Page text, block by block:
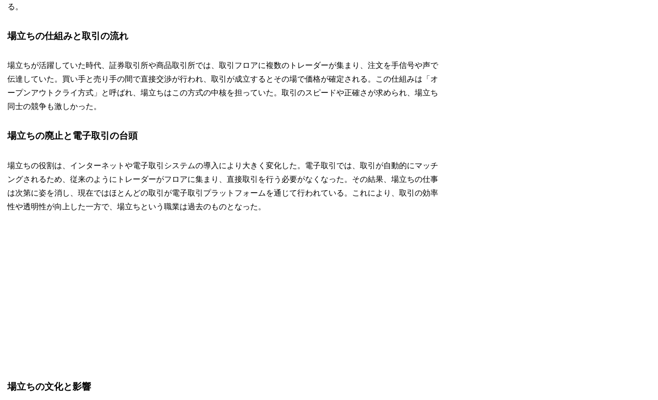
る。
場立ちの仕組みと取引の流れ
場立ちが活躍していた時代、証券取引所や商品取引所では、取引フロアに複数のトレーダーが集まり、注文を手信号や声で
伝達していた。買い手と売り手の間で直接交渉が行われ、取引が成立するとその場で価格が確定される。この仕組みは「オ
ープンアウトクライ方式」と呼ばれ、場立ちはこの方式の中核を担っていた。取引のスピードや正確さが求められ、場立ち
同士の競争も激しかった。
場立ちの廃止と電子取引の台頭
場立ちの役割は、インターネットや電子取引システムの導入により大きく変化した。電子取引では、取引が自動的にマッチ
ングされるため、従来のようにトレーダーがフロアに集まり、直接取引を行う必要がなくなった。その結果、場立ちの仕事
は次第に姿を消し、現在ではほとんどの取引が電子取引プラットフォームを通じて行われている。これにより、取引の効率
性や透明性が向上した一方で、場立ちという職業は過去のものとなった。
場立ちの文化と影響